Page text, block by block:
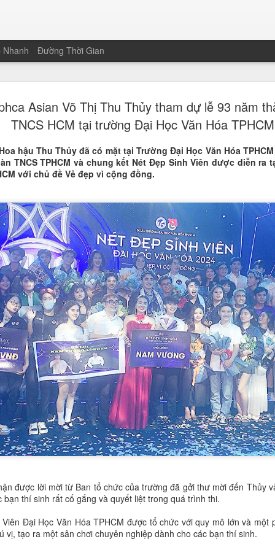
Asian Võ Thị Thu Thủy tham dự lễ 93 năm
TNCS HCM tại trường Đại Học Văn Hóa TPHCM
hậu Thu Thủy đã có mặt tại Trường Đại Học Văn Hóa
TNCS TPHCM và chung kết Nét Đẹp Sinh Viên được diễn ra
với chủ đề Vẻ đẹp vì cộng đồng.
được lời mời từ Ban tổ chức của trường đã gởi thư mời đến Thủy
bạn thí sinh rất cố gắng và quyết liệt trong quá trình thi.
Đại Học Văn Hóa TPHCM được tổ chức với quy mô lớn và một
vị, tạo ra một sân chơi chuyên nghiệp dành cho các bạn thí sinh.
Nhanh Đường Thời Gian
19
Nguyễn
Hoa khôi
Nam
Vượt qua 221 thí sinh trên cả
không chỉ nằm ở gương mặt
sảo của một thế hệ sinh viên
Màn ứng xử song ngữ "gây
Điểm nhấn giúp Thanh Xuân
trong vòng thi ứng xử. Với
chuẩn quốc tế, cô đã mang
thuyết phục về chủ đề: Hoạt
lá vì sức khỏe người tiêu dùng.
DEC
20
Trần Thị Thanh Hương
Á khôi 1 Hoa khôi
Duyên dáng Áo dài
Việt Nam 2025.
DEC
18
ĐỖ THỊ THU HUYỀN
– NỮ SINH 21 TUỔI
"ĐA NĂNG": VỪA LÀ
BTV TRUYỀN HÌNH,